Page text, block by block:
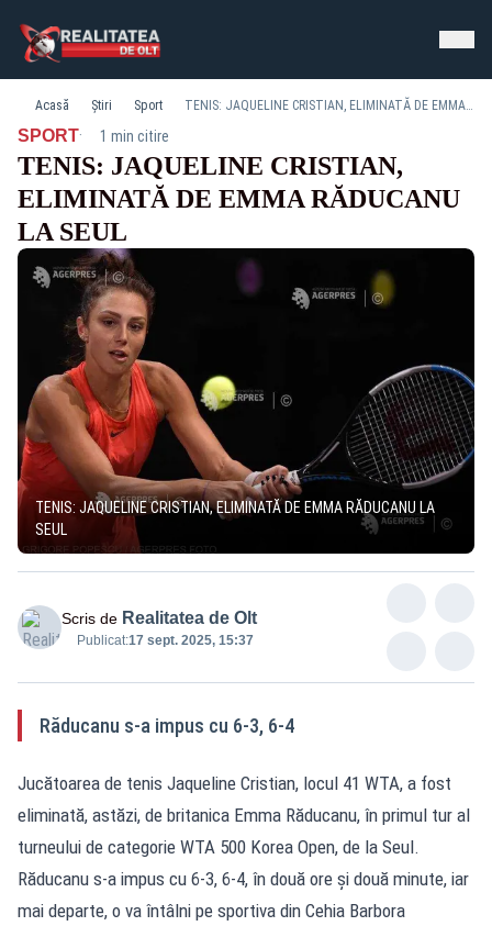
Acasă Știri Sport TENIS: JAQUELINE CRISTIAN, ELIMINATĂ DE EMMA RĂDUCANU LA SEUL
SPORT· 1 min citire
TENIS: JAQUELINE CRISTIAN,
ELIMINATĂ DE EMMA RĂDUCANU
LA SEUL
TENIS: JAQUELINE CRISTIAN, ELIMINATĂ DE EMMA RĂDUCANU LA
SEUL
Scris de Realitatea de Olt
Publicat:17 sept. 2025, 15:37
Răducanu s-a impus cu 6-3, 6-4
Jucătoarea de tenis Jaqueline Cristian, locul 41 WTA, a fost
eliminată, astăzi, de britanica Emma Răducanu, în primul tur al
turneului de categorie WTA 500 Korea Open, de la Seul.
Răducanu s-a impus cu 6-3, 6-4, în două ore şi două minute, iar
mai departe, o va întâlni pe sportiva din Cehia Barbora